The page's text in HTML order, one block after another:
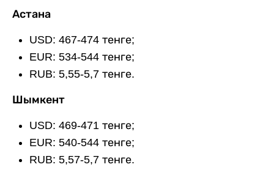
Астана
USD: 467-474 тенге;
EUR: 534-544 тенге;
RUB: 5,55-5,7 тенге.
Шымкент
USD: 469-471 тенге;
EUR: 540-544 тенге;
RUB: 5,57-5,7 тенге.